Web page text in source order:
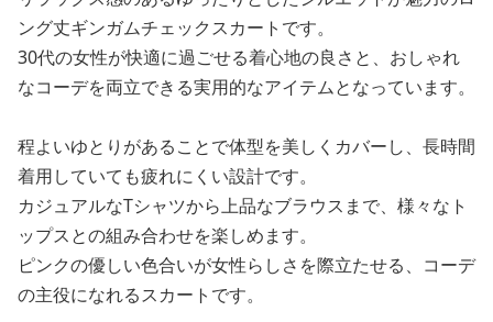
ング丈ギンガムチェックスカートです。
30代の女性が快適に過ごせる着心地の良さと、おしゃれ
なコーデを両立できる実用的なアイテムとなっています。
程よいゆとりがあることで体型を美しくカバーし、長時間
着用していても疲れにくい設計です。
カジュアルなTシャツから上品なブラウスまで、様々なト
ップスとの組み合わせを楽しめます。
ピンクの優しい色合いが女性らしさを際立たせる、コーデ
の主役になれるスカートです。